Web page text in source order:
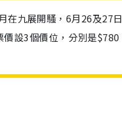
九展開騷，6月26及27
設3個價位，分別是